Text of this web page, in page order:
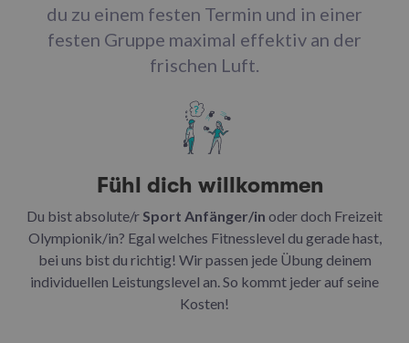
du zu einem festen Termin und in einer
festen Gruppe maximal effektiv an der
frischen Luft.
Fühl dich willkommen
Du bist absolute/r Sport Anfänger/in oder doch Freizeit
Olympionik/in? Egal welches Fitnesslevel du gerade hast,
bei uns bist du richtig! Wir passen jede Übung deinem
individuellen Leistungslevel an. So kommt jeder auf seine
Kosten!